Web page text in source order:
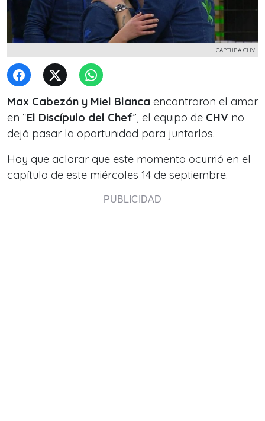
CAPTURA CHV
Max Cabezón y Miel Blanca encontraron el amor
en “El Discípulo del Chef”, el equipo de CHV no
dejó pasar la oportunidad para juntarlos.
Hay que aclarar que este momento ocurrió en el
capítulo de este miércoles 14 de septiembre.